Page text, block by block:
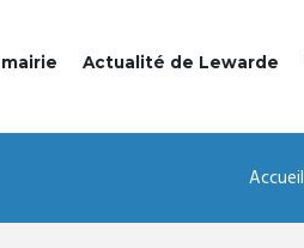
Actualité de Lewarde
Accueil